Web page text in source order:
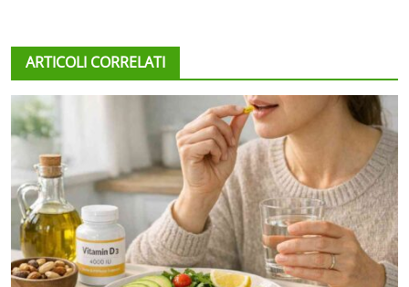
ARTICOLI CORRELATI